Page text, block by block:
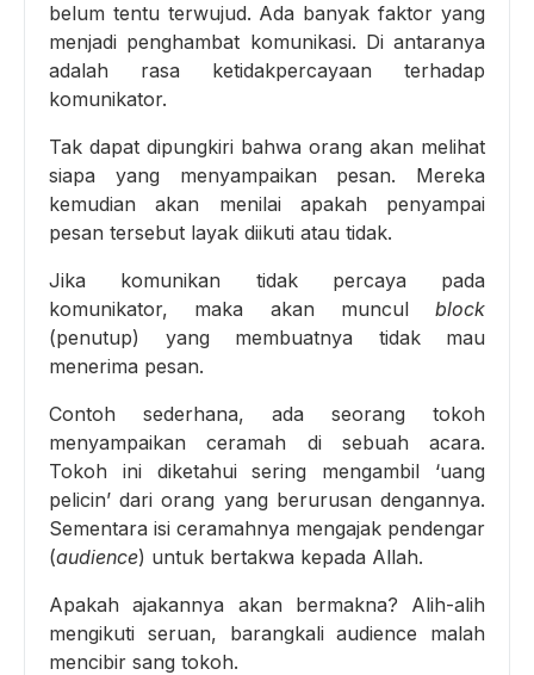
belum tentu terwujud. Ada banyak faktor yang
menjadi penghambat komunikasi. Di antaranya
adalah rasa ketidakpercayaan terhadap
komunikator.
Tak dapat dipungkiri bahwa orang akan melihat
siapa yang menyampaikan pesan. Mereka
kemudian akan menilai apakah penyampai
pesan tersebut layak diikuti atau tidak.
Jika komunikan tidak percaya pada
komunikator, maka akan muncul block
(penutup) yang membuatnya tidak mau
menerima pesan.
Contoh sederhana, ada seorang tokoh
menyampaikan ceramah di sebuah acara.
Tokoh ini diketahui sering mengambil ‘uang
pelicin’ dari orang yang berurusan dengannya.
Sementara isi ceramahnya mengajak pendengar
(audience) untuk bertakwa kepada Allah.
Apakah ajakannya akan bermakna? Alih-alih
mengikuti seruan, barangkali audience malah
mencibir sang tokoh.